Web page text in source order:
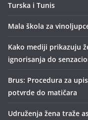
Turska i Tunis
Mala škola za
Kako mediji prikazuju
ignorisanja do
Brus: Procedura za
potvrde do matičara
Udruženja žena traže